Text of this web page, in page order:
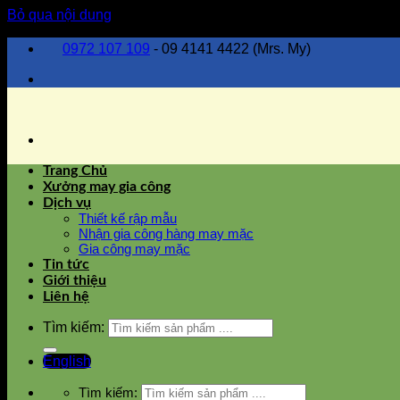
Bỏ qua nội dung
0972 107 109 - 09 4141 4422 (Mrs. My)
Trang Chủ
Xưởng may gia công
Dịch vụ
Thiết kế rập mẫu
Nhận gia công hàng may mặc
Gia công may mặc
Tin tức
Giới thiệu
Liên hệ
Tìm kiếm:
English
Tìm kiếm: